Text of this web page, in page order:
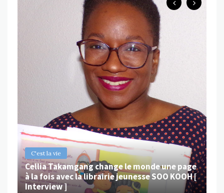
C'est la vie
Cellia Takamgang change le monde une page
à la fois avec la librairie jeunesse SOO KOOH [
Interview ]